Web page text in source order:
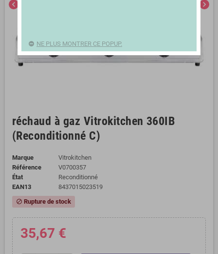
chevron_left chevron_right
réchaud à gaz Vitrokitchen ‎360IB
(Reconditionné C)
Marque
Vitrokitchen
Référence
V0700357
État
Reconditionné
EAN13
8437015023519
block Rupture de stock
35,67 €
NE PLUS MONTRER CE POPUP.